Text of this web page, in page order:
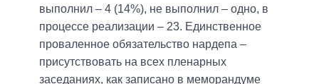
выполнил – 4 (14%), не выполнил – одно, в
процессе реализации – 23. Единственное
проваленное обязательство нардепа –
присутствовать на всех пленарных
заседаниях, как записано в меморандуме